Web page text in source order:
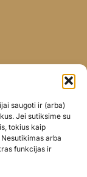
saugoti ir (arba)
Jei sutiksime su
tokius kaip
arba
funkcijas ir